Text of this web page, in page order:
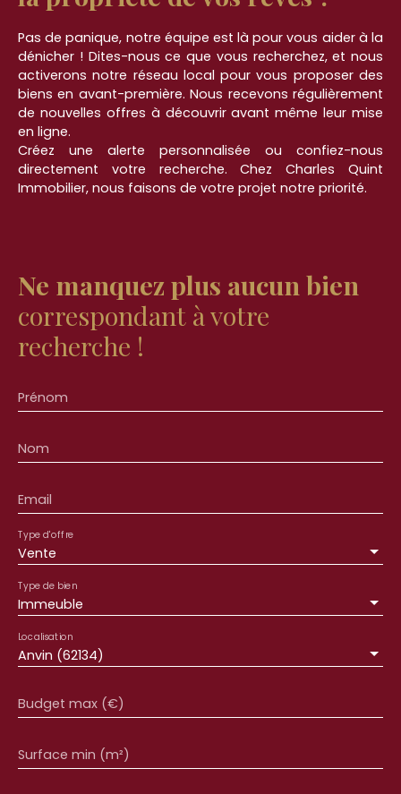
Appartement 1 – 89,65 m² Hall d’entrée, cuisine,
chambresCave privée2. Appartement 2 – 71,75 m²
Cuisine, séjourSalle de bain, WC2 chambresCave
privée3. Appartement 3 – 74,44 m² Cuisine,
séjourSalle de bain, WC2 chambres4.
Appartement 4 – 82,21 m² Hall d’entrée, cuisine,
séjourSalle de bain, WC2 chambres5.
Appartement 5 – 65,28 m² Hall d’entrée, cuisine,
séjourSalle de bain2 chambres6. Appartement 6 –
59 m² Hall d’entrée, cuisine, séjourSalle de bain,
envisageant une revalorisation future. Immeuble à
vendre pour la somme de 451 500€. Le prix net
est de 430 000 €. Honoraires à la charge de
l'acquéreur : 5% du prix du bien soit 21 500€ de
frais d'agence. Votre agence immobilière CHARLES
toutes les originalités de cette maison en vente
en prenant rendez-vous au 03. 75. 00. 15. 15.
Pas de panique, notre équipe est là pour vous aider à la
dénicher ! Dites-nous ce que vous recherchez, et nous
activerons notre réseau local pour vous proposer des
biens en avant-première. Nous recevons régulièrement
de nouvelles offres à découvrir avant même leur mise
en ligne.
Créez une alerte personnalisée ou confiez-nous
directement votre recherche. Chez Charles Quint
Immobilier, nous faisons de votre projet notre priorité.
Ne manquez plus aucun bien
correspondant à votre
recherche !
Prénom
Nom
Email
Vente
Type d'offre
Immeuble
Type de bien
Anvin (62134)
Localisation
Budget max (€)
Surface min (m²)